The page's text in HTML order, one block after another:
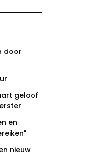
door
geloof
en
nieuw